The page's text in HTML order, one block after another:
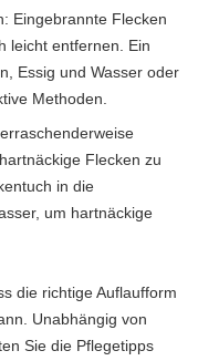
Eingebrannte Flecken
leicht entfernen. Ein
Essig und Wasser oder
Methoden.
Flecken zu
in die
um hartnäckige
die richtige Auflaufform
Unabhängig von
Sie die Pflegetipps